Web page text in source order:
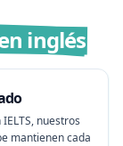
inglés
nuestros
mantienen cada